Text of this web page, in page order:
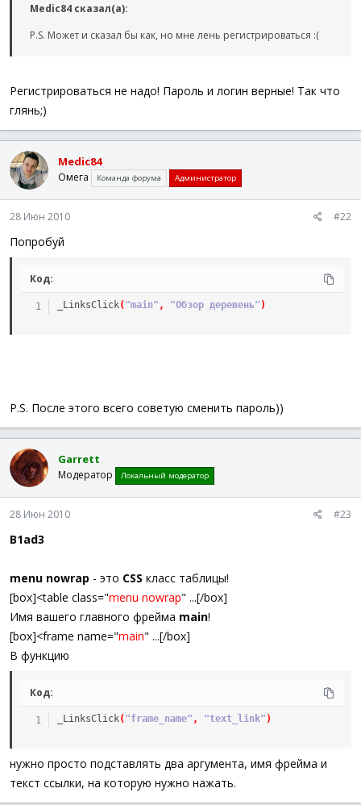
Medic84 сказал(а):
P.S. Может и сказал бы как, но мне лень регистрироваться :(
Регистрироваться не надо! Пароль и логин верные! Так что
глянь;)
Medic84
Омега Команда форума Администратор
28 Июн 2010 #22
Попробуй
Код:
_LinksClick( "main" , "Обзор деревень" )
P.S. После этого всего советую сменить пароль))
Garrett
Модератор Локальный модератор
28 Июн 2010 #23
B1ad3
menu nowrap - это CSS класс таблицы!
[box]<table class="menu nowrap" ...[/box]
Имя вашего главного фрейма main!
[box]<frame name="main" ...[/box]
В функцию
Код:
_LinksClick( "frame_name" , "text_link" )
нужно просто подставлять два аргумента, имя фрейма и
текст ссылки, на которую нужно нажать.